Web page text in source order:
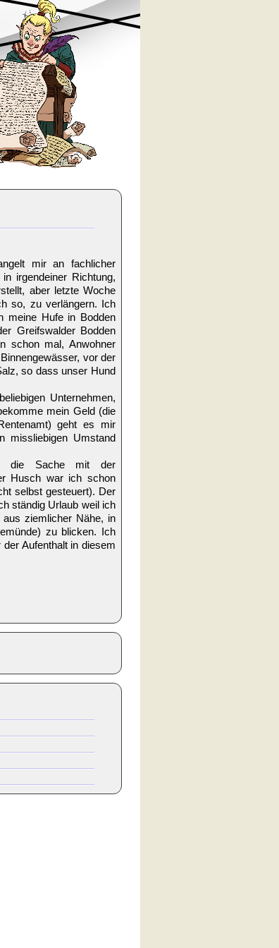
mir an fachlicher
irgendeiner Richtung,
aber letzte Woche
so, zu verlängern. Ich
meine Hufe in Bodden
Greifswalder Bodden
schon mal, Anwohner
vor der
so dass unser Hund
Unternehmen,
mein Geld (die
geht es mir
missliebigen Umstand
die Sache mit der
Husch war ich schon
selbst gesteuert). Der
ständig Urlaub weil ich
ziemlicher Nähe, in
zu blicken. Ich
Aufenthalt in diesem